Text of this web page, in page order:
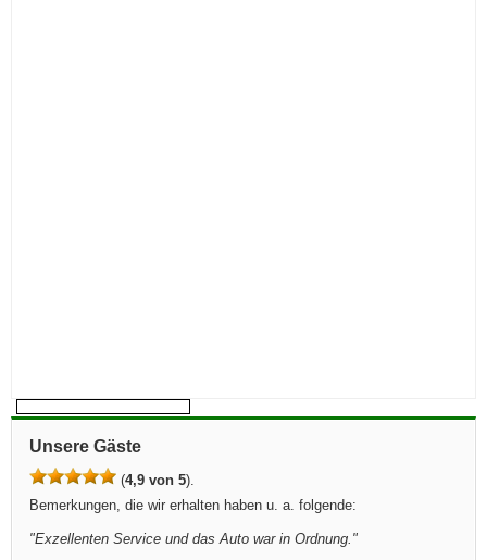
Unsere Gäste
(4,9 von 5).
Bemerkungen, die wir erhalten haben u. a. folgende:
"Exzellenten Service und das Auto war in Ordnung. "